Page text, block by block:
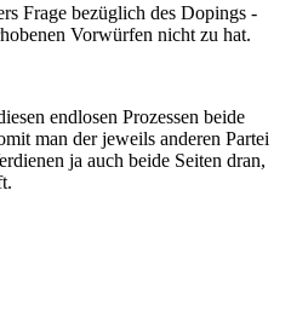
Frage bezüglich des Dopings -
Vorwürfen nicht zu hat.
endlosen Prozessen beide
man der jeweils anderen Partei
ja auch beide Seiten dran,